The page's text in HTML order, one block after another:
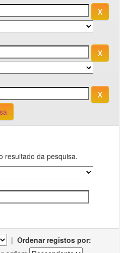
resultado da pesquisa.
| Ordenar registos por: